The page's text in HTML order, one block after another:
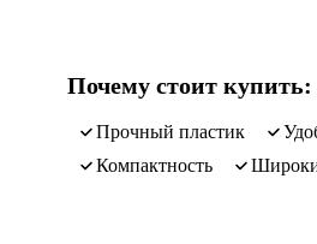
Почему стоит купить:
Прочный пластик
Компактность